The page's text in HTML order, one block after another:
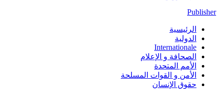
الرئيسية
الدولية
Internationale
الصحافة و الإعلام
الأمم المتحدة
الأمن و القوات المسلحة
حقوق الإنسان